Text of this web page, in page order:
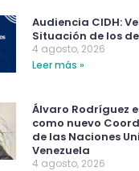
Audiencia CIDH:
Situación de los
4 agosto, 2026
Leer más »
Álvaro Rodríguez
como nuevo
de las Naciones
Venezuela
4 agosto, 2026